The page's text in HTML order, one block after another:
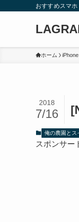
おすすめスマ
ホーム iPhone
2018
7/16
俺の農園とス
スポンサー